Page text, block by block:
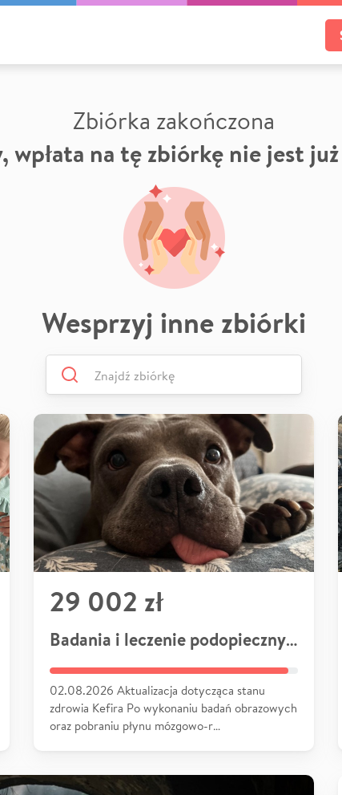
Zbiórka zakończona
wpłata na tę zbiórkę nie jest
Wesprzyj inne zbiórki
29 002 zł
Badania i leczenie podopiecznych
02.08.2026 Aktualizacja dotycząca stanu
zdrowia Kefira Po wykonaniu badań obrazowych
oraz pobraniu płynu mózgowo-r…